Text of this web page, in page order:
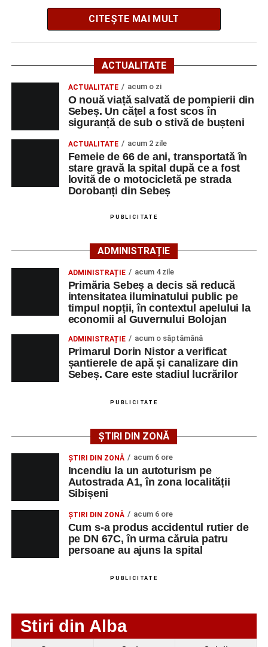
Potrivit informațiilor transmise de polițiști, în jurul orei
09:39, Poliția Municipiului Sebeș a fost sesizată, prin
SNUAU 112, cu privire la producerea unui eveniment
rutier soldat cu victime.
La fața locului s-au deplasat polițiștii rutieri, care au
stabilit că un bărbat de 53 de ani, din Sebeș, conducea o
motocicletă pe direcția Daia Română – Sebeș. Acesta ar
fi surprins și accidentat o femeie de 66 de ani, din Sebeș,
care traversa strada printr-un loc nepermis.
În urma impactului, femeia a suferit leziuni corporale
Motociclistul a fost testat cu aparatul etilotest, rezultatul
fiind negativ.
Polițiștii continuă cercetările pentru stabilirea tuturor
împrejurărilor în care s-a produs accidentul, în cadrul unui
dosar penal întocmit pentru săvârșirea infracțiunii de
vătămare corporală din culpă.
Ultimele știri din Sebeș
Incendiu la un autoturism pe Autostrada A1, în zona
localității Sibișeni
Școala de Fotbal Valea Frumoasei își întărește
lotul pentru noul sezon. Trei achiziții și performanțe
importante la nivel juvenil
urma căruia patru persoane au ajuns la spital
CITEȘTE MAI MULT
ACTUALITATE
ACTUALITATE acum o zi
O nouă viață salvată de pompierii din
Sebeș. Un cățel a fost scos în
siguranță de sub o stivă de bușteni
ACTUALITATE acum 2 zile
Femeie de 66 de ani, transportată în
stare gravă la spital după ce a fost
lovită de o motocicletă pe strada
Dorobanți din Sebeș
PUBLICITATE
ADMINISTRAȚIE
ADMINISTRAȚIE acum 4 zile
Primăria Sebeș a decis să reducă
intensitatea iluminatului public pe
timpul nopții, în contextul apelului la
economii al Guvernului Bolojan
ADMINISTRAȚIE acum o săptămână
Primarul Dorin Nistor a verificat
șantierele de apă și canalizare din
Sebeș. Care este stadiul lucrărilor
PUBLICITATE
ȘTIRI DIN ZONĂ
ȘTIRI DIN ZONĂ acum 6 ore
Incendiu la un autoturism pe
Autostrada A1, în zona localității
Sibișeni
ȘTIRI DIN ZONĂ acum 6 ore
Cum s-a produs accidentul rutier de
pe DN 67C, în urma căruia patru
persoane au ajuns la spital
PUBLICITATE
Stiri din Alba